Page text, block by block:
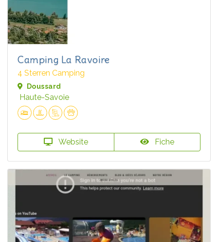
Camping La Ravoire
4 Sterren Camping
Doussard
Haute-Savoie
Website Fiche